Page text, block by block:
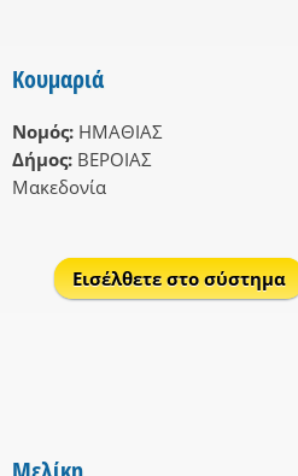
Κουμαριά
Νομός: ΗΜΑΘΙΑΣ
Δήμος: ΒΕΡΟΙΑΣ
Μακεδονία
Εισέλθετε στο σύστημα